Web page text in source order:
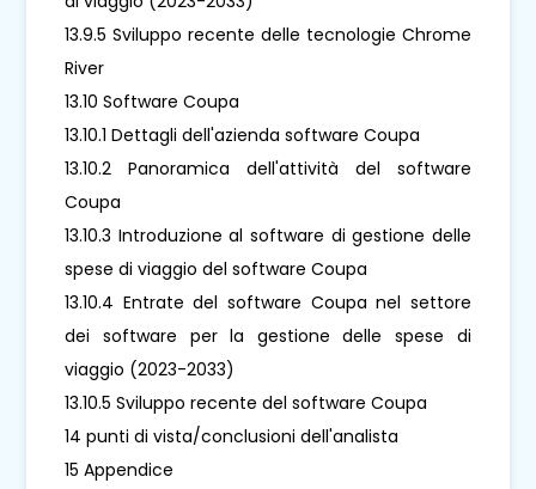
13.9.5 Sviluppo recente delle tecnologie Chrome
River
13.10 Software Coupa
13.10.1 Dettagli dell'azienda software Coupa
13.10.2 Panoramica dell'attività del software
Coupa
13.10.3 Introduzione al software di gestione delle
spese di viaggio del software Coupa
13.10.4 Entrate del software Coupa nel settore
dei software per la gestione delle spese di
viaggio (2023-2033)
13.10.5 Sviluppo recente del software Coupa
14 punti di vista/conclusioni dell'analista
15 Appendice